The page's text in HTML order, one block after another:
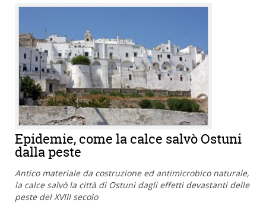
Epidemie, come la calce salvò Ostuni
dalla peste
Antico materiale da costruzione ed antimicrobico naturale,
la calce salvò la città di Ostuni dagli effetti devastanti delle
peste del XVIII secolo